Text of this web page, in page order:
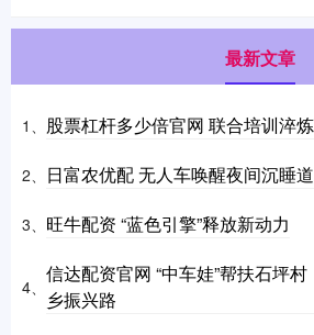
最新文章
1、 股票杠杆多少倍官网 联合培训淬
2、 日富农优配 无人车唤醒夜间沉睡
3、 旺牛配资 “蓝色引擎”释放新动力
4、
信达配资官网 “中车娃”帮扶石坪
乡振兴路